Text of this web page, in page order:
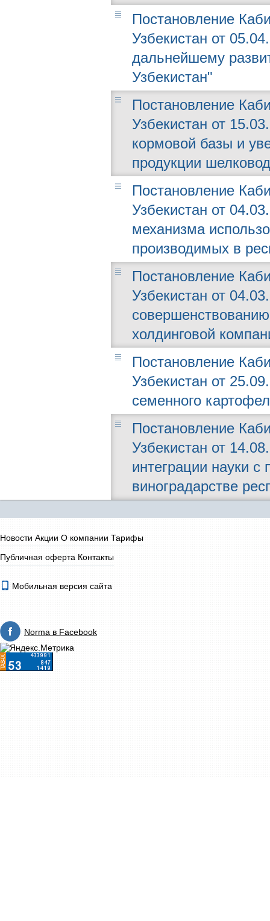
Постановление
Узбекистан от
дальнейшему
Узбекистан"
Постановление
Узбекистан от
кормовой базы и
продукции
Постановление
Узбекистан от
механизма
производимых в
Постановление
Узбекистан от
холдинговой
Постановление
Узбекистан от
семенного
Постановление
Узбекистан от
интеграции науки с
виноградарстве
Новости Акции О компании Тарифы
Публичная оферта Контакты
Мобильная версия сайта
Norma в Facebook